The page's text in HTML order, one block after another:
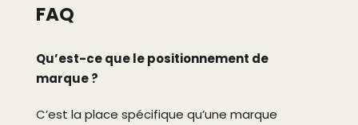
FAQ
Qu’est-ce que le positionnement de
marque ?
C’est la place spécifique qu’une marque